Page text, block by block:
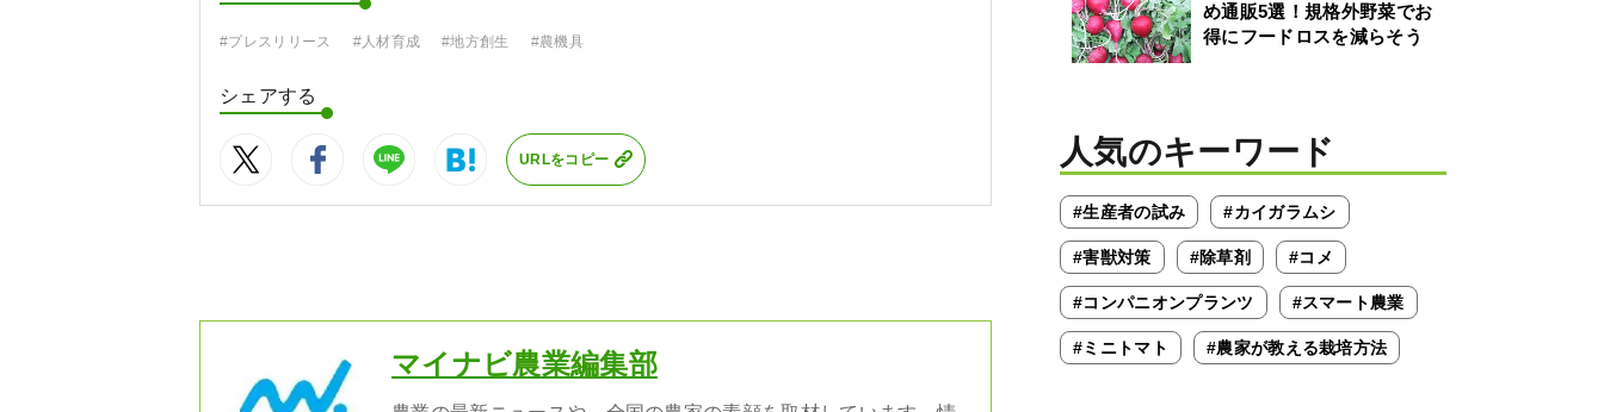
#プレスリリース #人材育成 #地方創生 #農機具
シェアする
URLをコピー
マイナビ農業編集部
め通販5選！規格外野菜でお
得にフードロスを減らそう
人気のキーワード
#生産者の試み #カイガラムシ
#害獣対策 #除草剤 #コメ
#コンパニオンプランツ #スマート農業
#ミニトマト #農家が教える栽培方法